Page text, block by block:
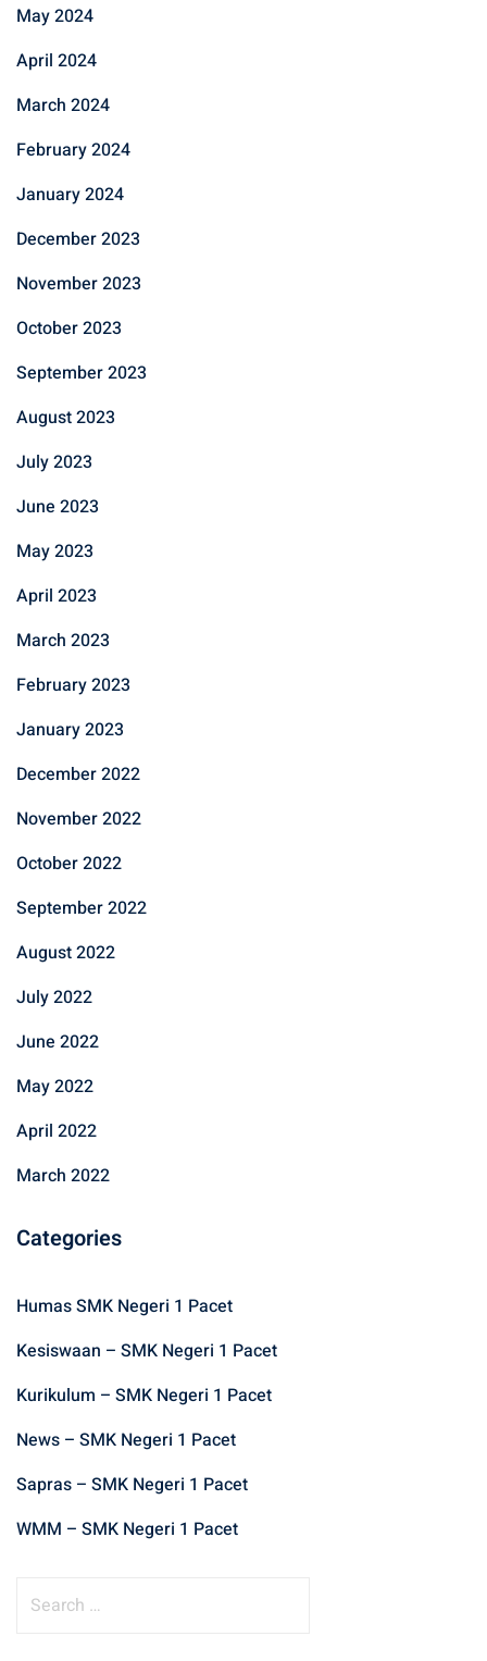
May 2024
April 2024
March 2024
February 2024
January 2024
December 2023
November 2023
October 2023
September 2023
August 2023
July 2023
June 2023
May 2023
April 2023
March 2023
February 2023
January 2023
December 2022
November 2022
October 2022
September 2022
August 2022
July 2022
June 2022
May 2022
April 2022
March 2022
Categories
Humas SMK Negeri 1 Pacet
Kesiswaan – SMK Negeri 1 Pacet
Kurikulum – SMK Negeri 1 Pacet
News – SMK Negeri 1 Pacet
Sapras – SMK Negeri 1 Pacet
WMM – SMK Negeri 1 Pacet